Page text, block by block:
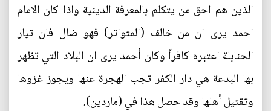
الذين هم احق من يتكلم بالمعرفة الدينية واذا كان الامام
احمد يرى ان من خالف (المتواتر) فهو ضال فان تيار
الحنابلة اعتبره كافراً وكان أحمد يرى ان البلاد التي تظهر
بها البدعة هي دار الكفر تجب الهجرة عنها ويجوز غزوها
وتقتيل أهلها وقد حصل هذا في (ماردين).